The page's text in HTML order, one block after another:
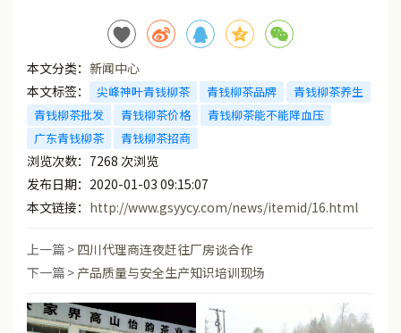
本文分类： 新闻中心
本文标签：
尖峰神叶青钱柳茶 青钱柳茶品牌
青钱柳茶养生
青钱柳茶批发
青钱柳茶价格
青钱柳茶能不能降血压
广东青钱柳茶
青钱柳茶招商
浏览次数： 7268 次浏览
发布日期：2020-01-03 09:15:07
本文链接： http://www.gsyycy.com/news/itemid/16.html
上一篇 > 四川代理商连夜赶往厂房谈合作
下一篇 > 产品质量与安全生产知识培训现场